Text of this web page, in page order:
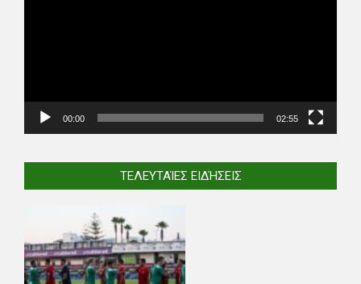
00:00 02:55
ΤΕΛΕΥΤΑΊΕΣ ΕΙΔΉΣΕΙΣ